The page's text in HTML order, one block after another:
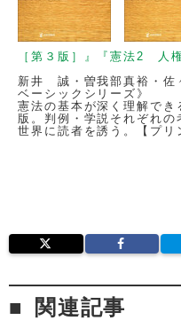
［第３版］』『憲法2 人
新井 誠・曽我部真裕・佐
ベーシックシリーズ》
憲法の基本が深く理解で
版。判例・学説それぞれ
世界に読者を誘う。【 プリ
関連記事